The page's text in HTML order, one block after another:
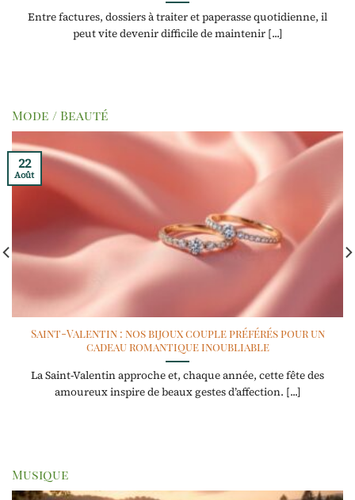
Entre factures, dossiers à traiter et paperasse quotidienne, il
peut vite devenir difficile de maintenir [...]
Mode / Beauté
Saint-Valentin : nos bijoux couple préférés pour un
cadeau romantique inoubliable
La Saint-Valentin approche et, chaque année, cette fête des
amoureux inspire de beaux gestes d’affection. [...]
22
Août
Musique